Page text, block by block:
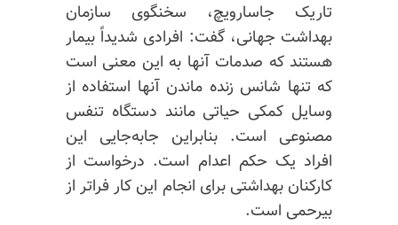
تاریک جاسارویچ، سخنگوی سازمان
بهداشت جهانی، گفت: افرادی شدیداً بیمار
هستند که صدمات آنها به این معنی است
که تنها شانس زنده ماندن آنها استفاده از
وسایل کمکی حیاتی مانند دستگاه تنفس
مصنوعی است. بنابراین جابه‌جایی این
افراد یک حکم اعدام است. درخواست از
کارکنان بهداشتی برای انجام این کار فراتر از
بیرحمی است.